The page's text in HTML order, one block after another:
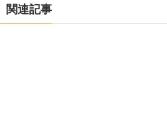
関連記事